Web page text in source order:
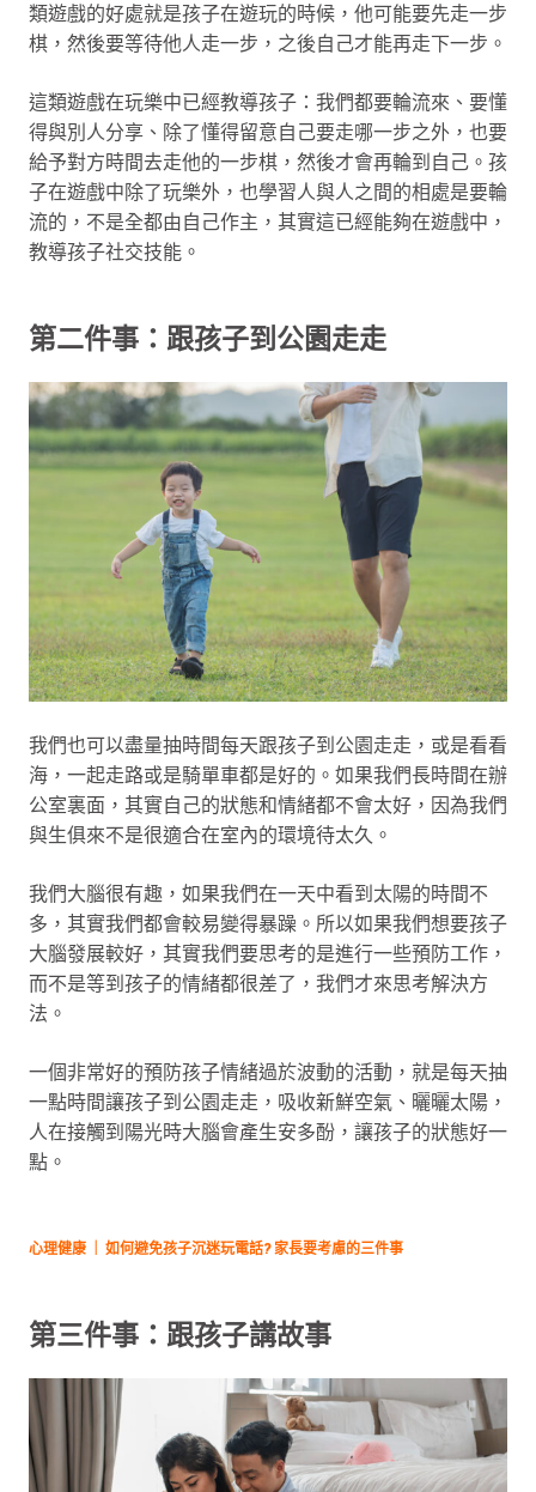
類遊戲的好處就是孩子在遊玩的時候，他可能要先走一步
棋，然後要等待他人走一步，之後自己才能再走下一步。
這類遊戲在玩樂中已經教導孩子：我們都要輪流來、要懂
得與別人分享、除了懂得留意自己要走哪一步之外，也要
給予對方時間去走他的一步棋，然後才會再輪到自己。孩
子在遊戲中除了玩樂外，也學習人與人之間的相處是要輪
流的，不是全都由自己作主，其實這已經能夠在遊戲中，
教導孩子社交技能。
第二件事：跟孩子到公園走走
我們也可以盡量抽時間每天跟孩子到公園走走，或是看看
海，一起走路或是騎單車都是好的。如果我們長時間在辦
公室裏面，其實自己的狀態和情緒都不會太好，因為我們
與生俱來不是很適合在室內的環境待太久。
我們大腦很有趣，如果我們在一天中看到太陽的時間不
多，其實我們都會較易變得暴躁。所以如果我們想要孩子
大腦發展較好，其實我們要思考的是進行一些預防工作，
而不是等到孩子的情緒都很差了，我們才來思考解決方
法。
一個非常好的預防孩子情緒過於波動的活動，就是每天抽
一點時間讓孩子到公園走走，吸收新鮮空氣、曬曬太陽，
人在接觸到陽光時大腦會產生安多酚，讓孩子的狀態好一
點。
心理健康 ｜ 如何避免孩子沉迷玩電話? 家長要考慮的三件事
第三件事：跟孩子講故事